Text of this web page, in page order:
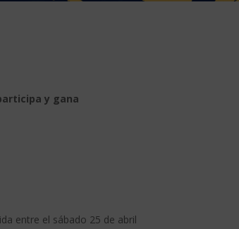
y gana
entre el sábado 25 de abril